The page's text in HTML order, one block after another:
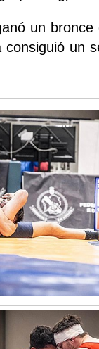
un bronce
consiguió un